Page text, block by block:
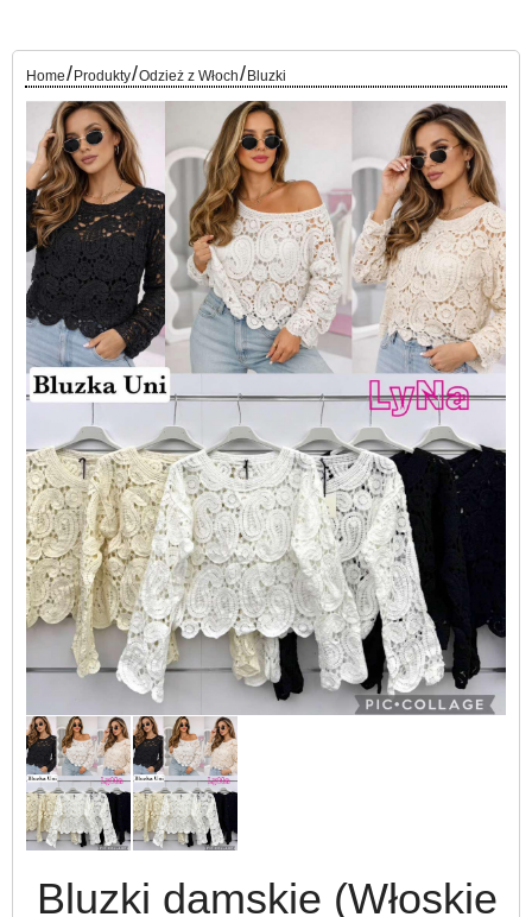
Home/ Produkty/Odzież z Włoch/ Bluzki
Bluzki damskie (Włoskie